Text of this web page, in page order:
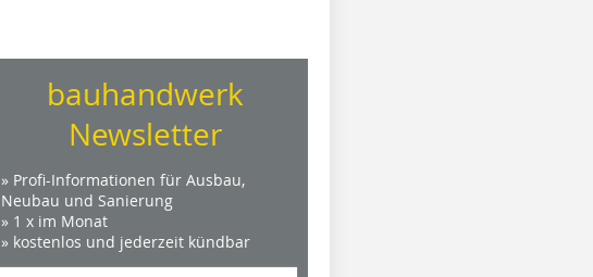
bauhandwerk
Newsletter
» Profi-Informationen für Ausbau,
Neubau und Sanierung
» 1 x im Monat
» kostenlos und jederzeit kündbar